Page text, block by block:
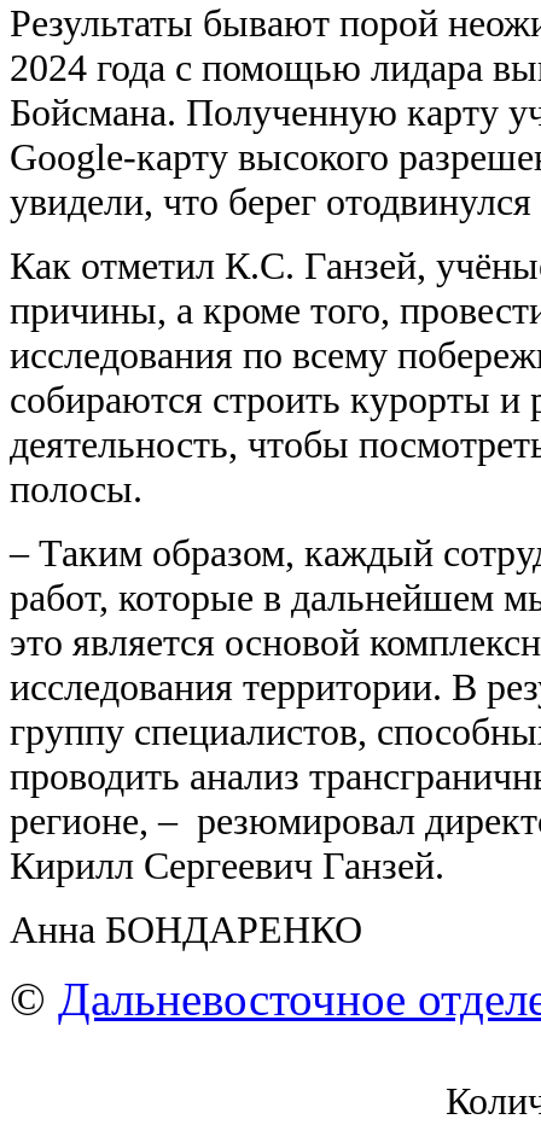
Результаты бывают порой
2024 года с помощью лидара
Бойсмана. Полученную карту
Google-карту высокого
увидели, что берег
Как отметил К.С. Ганзей,
причины, а кроме того,
исследования по всему
собираются строить курорты и
деятельность, чтобы
полосы.
– Таким образом, каждый
работ, которые в дальнейшем
это является основой
исследования территории. В
группу специалистов,
проводить анализ
регионе, – резюмировал
Кирилл Сергеевич Ганзей.
Анна БОНДАРЕНКО
© Дальневосточное